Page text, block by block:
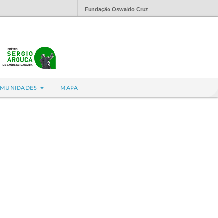
Fundação Oswaldo Cruz
MAPA